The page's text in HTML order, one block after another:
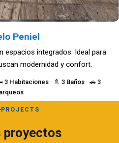
Peniel
Habitaciones · 🚿 3 Baños · 🚗 3
espacios integrados. Ideal para
modernidad y confort.
PROJECTS
proyectos